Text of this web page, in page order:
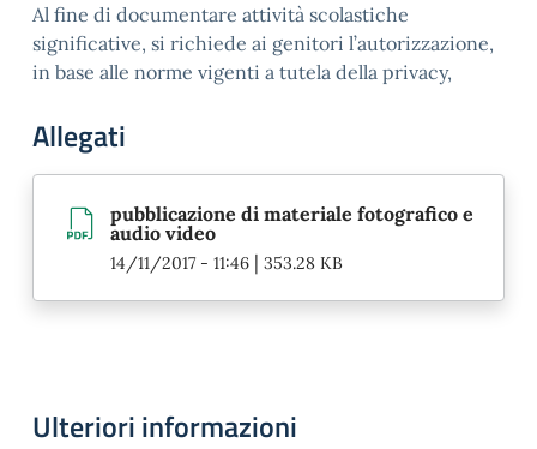
Al fine di documentare attività scolastiche
significative, si richiede ai genitori l’autorizzazione,
in base alle norme vigenti a tutela della privacy,
Allegati
pubblicazione di materiale fotografico e
audio video
14/11/2017 - 11:46 | 353.28 KB
Ulteriori informazioni